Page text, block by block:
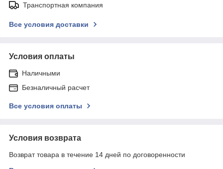
Транспортная компания
Все условия доставки
Условия оплаты
Наличными
Безналичный расчет
Все условия оплаты
Условия возврата
Возврат товара в течение 14 дней по договоренности